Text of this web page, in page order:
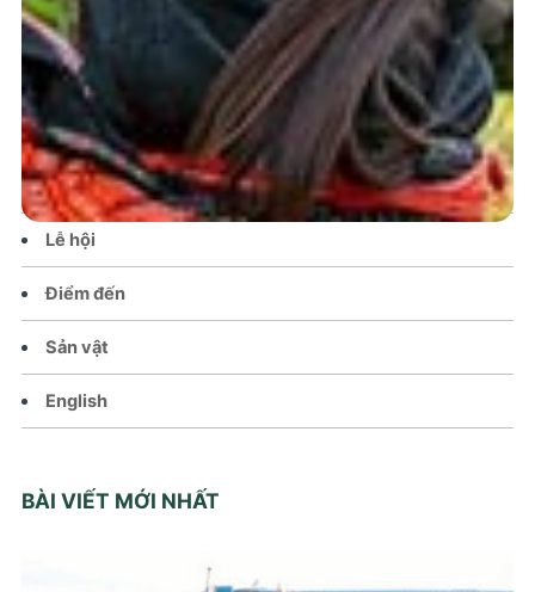
Trang chủ
Tin tức – Sự kiện
Chính sách
Văn hoá – Đời sống
Lễ hội
Điểm đến
Sản vật
English
BÀI VIẾT MỚI NHẤT